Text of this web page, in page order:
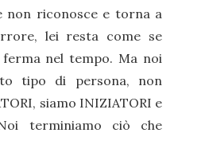
non riconosce e torna a
lei resta come se
nel tempo. Ma noi
tipo di persona, non
siamo INIZIATORI e
Noi terminiamo ciò che